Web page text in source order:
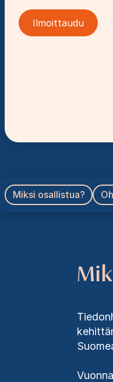
Ilmoittaudu
Miksi osallistua?